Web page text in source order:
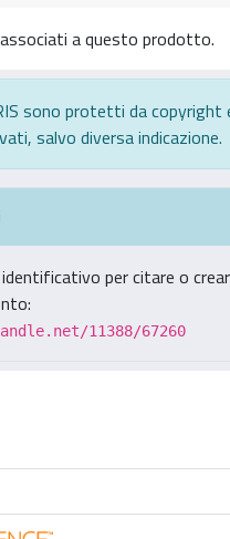
a questo prodotto.
sono protetti da
salvo diversa indicazione.
per citare o
11388/67260